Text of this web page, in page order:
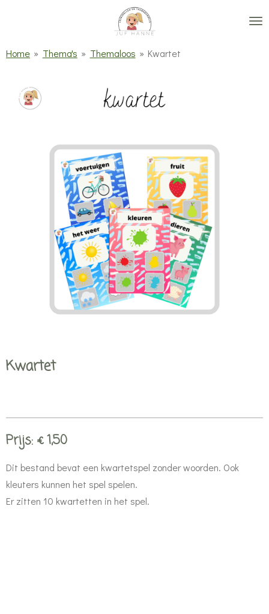
Home » Thema's » Themaloos » Kwartet
Kwartet
Prijs: € 1,50
Dit bestand bevat een kwartetspel zonder woorden. Ook
kleuters kunnen het spel spelen.
Er zitten 10 kwartetten in het spel.